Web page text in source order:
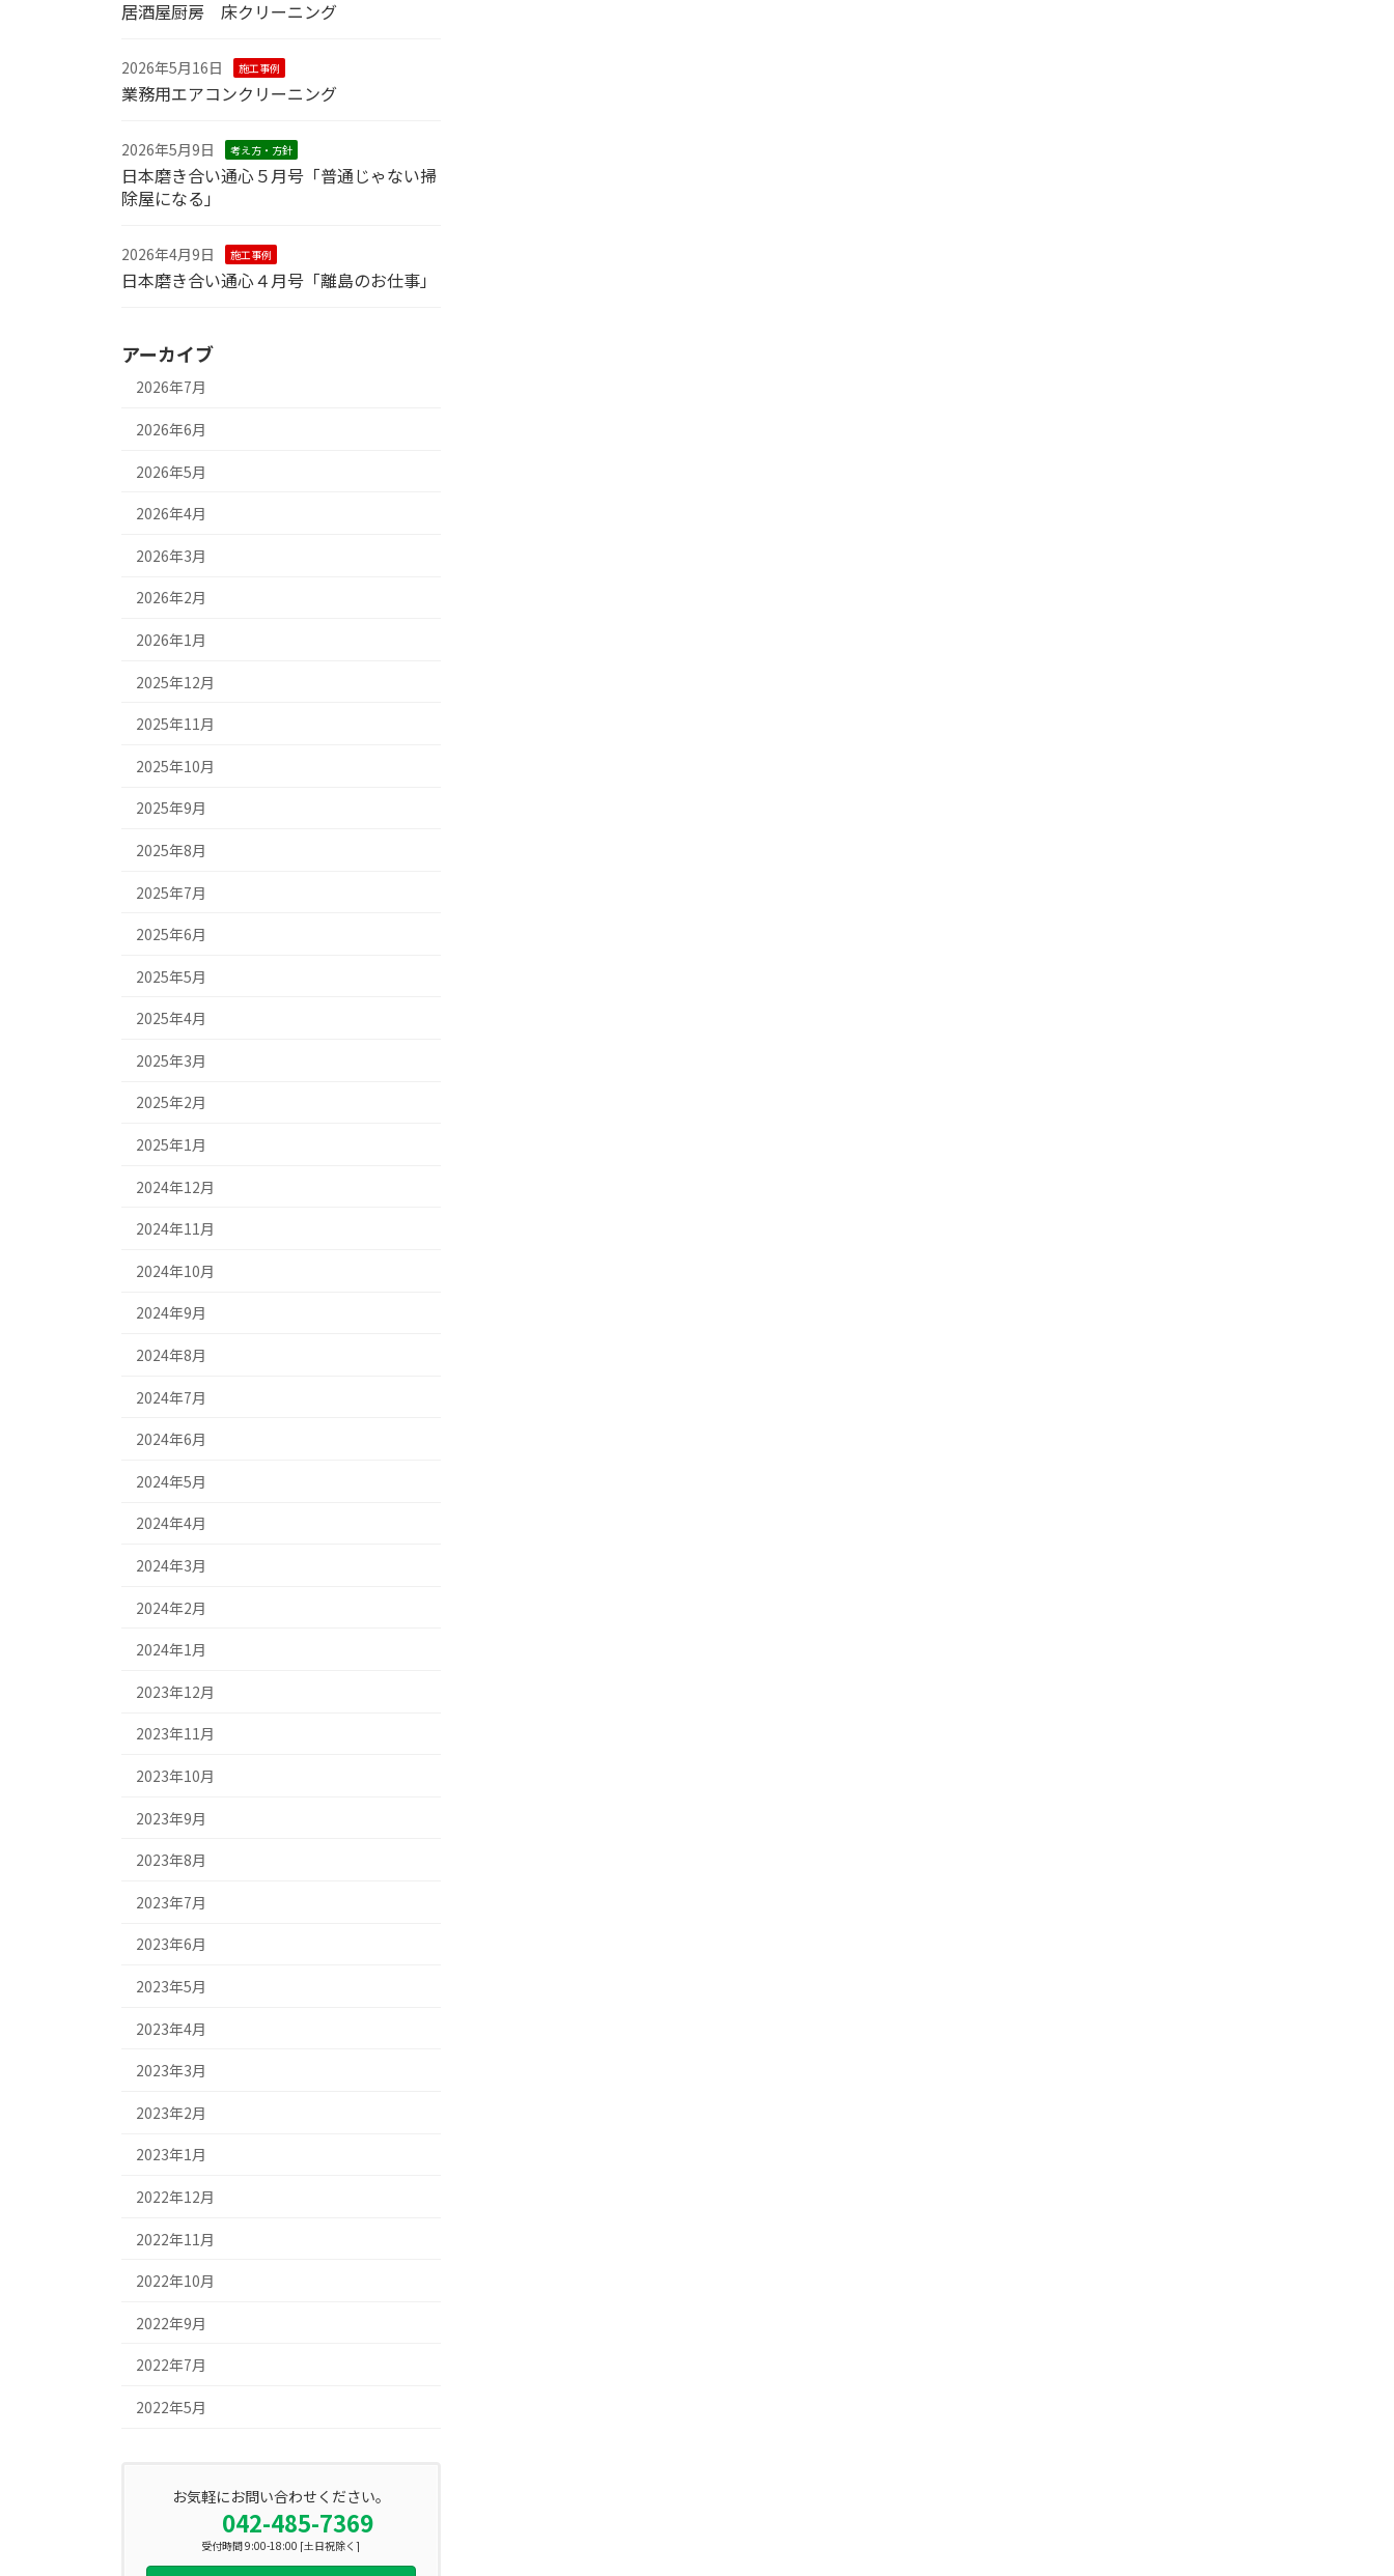
居酒屋厨房 床クリーニング
2026年5月16日 施工事例
業務用エアコンクリーニング
2026年5月9日 考え方・方針
日本磨き合い通心５月号「普通じゃない掃
除屋になる」
2026年4月9日 施工事例
日本磨き合い通心４月号「離島のお仕事」
アーカイブ
2026年7月
2026年6月
2026年5月
2026年4月
2026年3月
2026年2月
2026年1月
2025年12月
2025年11月
2025年10月
2025年9月
2025年8月
2025年7月
2025年6月
2025年5月
2025年4月
2025年3月
2025年2月
2025年1月
2024年12月
2024年11月
2024年10月
2024年9月
2024年8月
2024年7月
2024年6月
2024年5月
2024年4月
2024年3月
2024年2月
2024年1月
2023年12月
2023年11月
2023年10月
2023年9月
2023年8月
2023年7月
2023年6月
2023年5月
2023年4月
2023年3月
2023年2月
2023年1月
2022年12月
2022年11月
2022年10月
2022年9月
2022年7月
2022年5月
お気軽にお問い合わせください。
042-485-7369
受付時間 9:00-18:00 [土日祝除く]